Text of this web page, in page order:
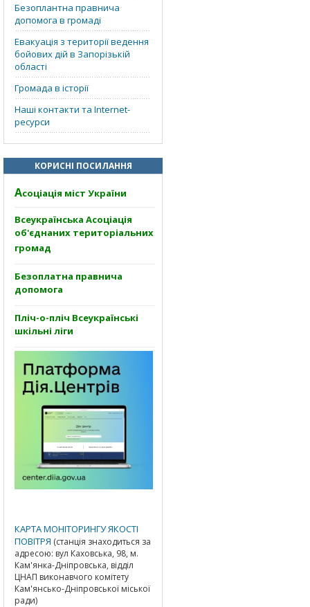
Безоплантна правнича
допомога в громаді
Евакуація з території ведення
бойових дій в Запорізькій
області
Громада в історії
Наші контакти та Internet-
ресурси
КОРИСНІ ПОСИЛАННЯ
Асоціація міст України
Всеукраїнська Асоціація
об'єднаних територіальних
громад
Безоплатна правнича
допомога
Пліч-о-пліч Всеукраїнські
шкільні ліги
КАРТА МОНІТОРИНГУ ЯКОСТІ
ПОВІТРЯ (станція знаходиться за
адресою: вул Каховська, 98, м.
Кам'янка-Дніпровська, відділ
ЦНАП виконавчого комітету
Кам'янсько-Дніпровської міської
ради)